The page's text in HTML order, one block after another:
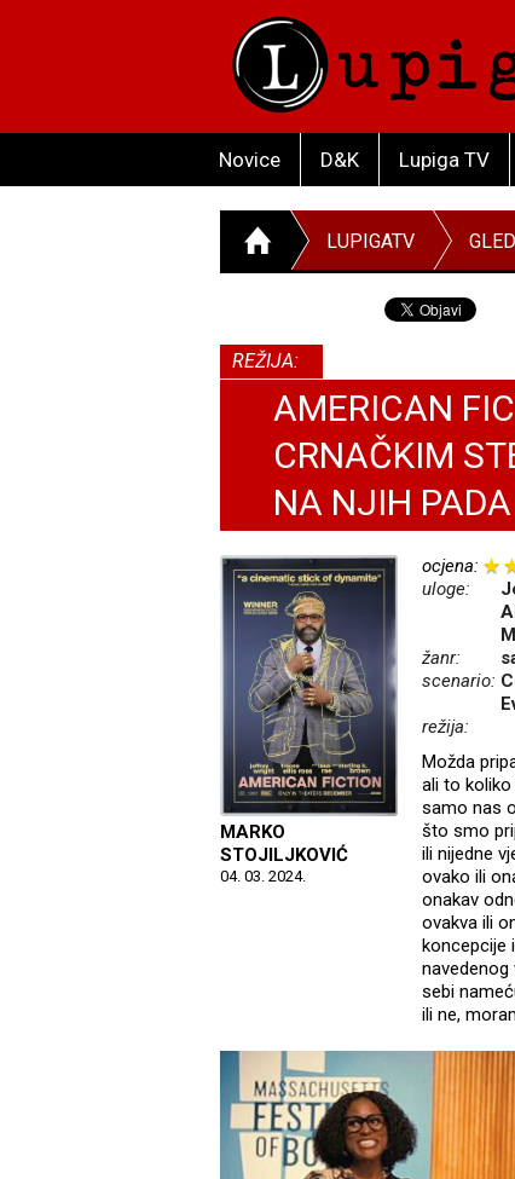
Novice D&K Lupiga TV
LUPIGATV
REŽIJA:
AMERICAN
CRNAČKIM
NA NJIH PADA
MARKO
STOJILJKOVIĆ
04. 03. 2024.
ocjena:
uloge:
žanr:
scenario:
režija:
Možda
ali to
samo nas
što smo
ili nijedne
ovako ili
onakav
ovakva ili
koncepcije
sebi
ili ne,